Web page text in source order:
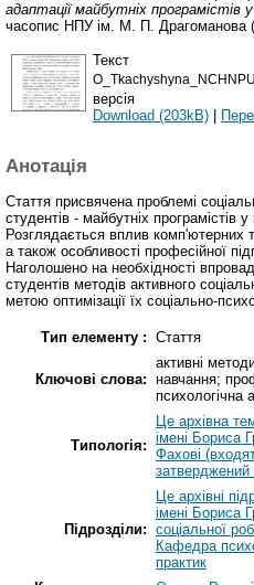
адаптації майбутніх програмістів
часопис НПУ ім. М. П. Драгоманова
Текст
версія
Download (203kB) |
Анотація
Стаття присвячена проблемі
студентів - майбутніх програмістів
Розглядається вплив комп'ютерних
а також особливості професійної
Наголошено на необхідності
студентів методів активного
метою оптимізації їх соціально-
Тип елементу : Стаття
Ключові слова:
активні
навчання;
психологічна
Типологія:
Це архівна
імені Бориса
Фахові
Підрозділи:
Це архівні
імені Бориса
соціальної
Кафедра
практик